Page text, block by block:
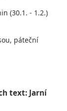
(30.1. - 1.2.)
páteční
text: Jarní